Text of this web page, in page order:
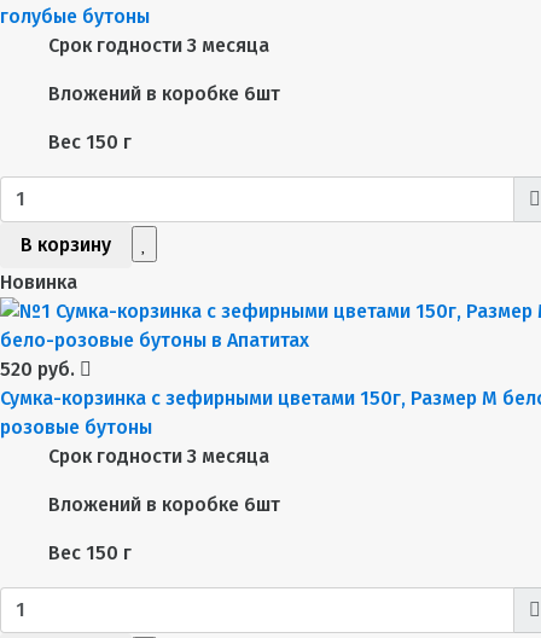
голубые бутоны
Срок годности 3 месяца
Вложений в коробке 6шт
Вес 150 г
В корзину
Новинка
520 руб.
Сумка-корзинка с зефирными цветами 150г, Размер М
розовые бутоны
Срок годности 3 месяца
Вложений в коробке 6шт
Вес 150 г